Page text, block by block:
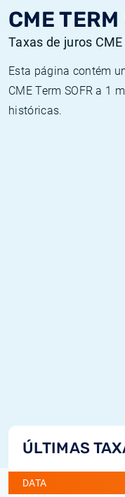
CME
Taxas de juros
Esta página contém
CME Term SOFR a 1
históricas.
ÚLTIMAS
DATA